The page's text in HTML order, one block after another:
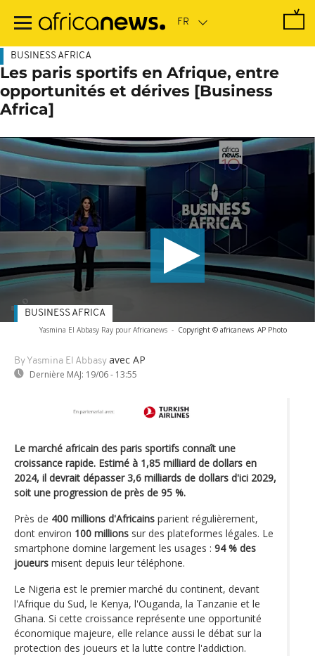
contenu
BUSINESS AFRICA
Les paris sportifs en Afrique, entre
opportunités et dérives [Business
Africa]
Yasmina El Abbasy Ray pour Africanews - Copyright © africanews AP Photo
By Yasmina El Abbasy avec AP
Dernière MAJ: 19/06 - 13:55
BUSINESS AFRICA
Le marché africain des paris sportifs connaît une
croissance rapide. Estimé à 1,85 milliard de dollars en
2024, il devrait dépasser 3,6 milliards de dollars d'ici 2029,
soit une progression de près de 95 %.
Près de 400 millions d'Africains parient régulièrement,
dont environ 100 millions sur des plateformes légales. Le
smartphone domine largement les usages : 94 % des
joueurs misent depuis leur téléphone.
Le Nigeria est le premier marché du continent, devant
l'Afrique du Sud, le Kenya, l'Ouganda, la Tanzanie et le
Ghana. Si cette croissance représente une opportunité
économique majeure, elle relance aussi le débat sur la
protection des joueurs et la lutte contre l'addiction.